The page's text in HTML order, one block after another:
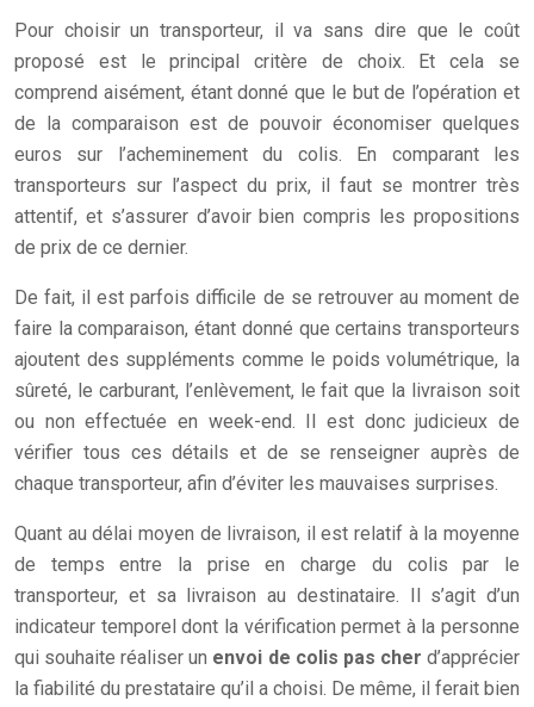
Pour choisir un transporteur, il va sans dire que le coût
proposé est le principal critère de choix. Et cela se
comprend aisément, étant donné que le but de l’opération et
de la comparaison est de pouvoir économiser quelques
euros sur l’acheminement du colis. En comparant les
transporteurs sur l’aspect du prix, il faut se montrer très
attentif, et s’assurer d’avoir bien compris les propositions
de prix de ce dernier.
De fait, il est parfois difficile de se retrouver au moment de
faire la comparaison, étant donné que certains transporteurs
ajoutent des suppléments comme le poids volumétrique, la
sûreté, le carburant, l’enlèvement, le fait que la livraison soit
ou non effectuée en week-end. Il est donc judicieux de
vérifier tous ces détails et de se renseigner auprès de
chaque transporteur, afin d’éviter les mauvaises surprises.
Quant au délai moyen de livraison, il est relatif à la moyenne
de temps entre la prise en charge du colis par le
transporteur, et sa livraison au destinataire. Il s’agit d’un
indicateur temporel dont la vérification permet à la personne
qui souhaite réaliser un envoi de colis pas cher d’apprécier
la fiabilité du prestataire qu’il a choisi. De même, il ferait bien